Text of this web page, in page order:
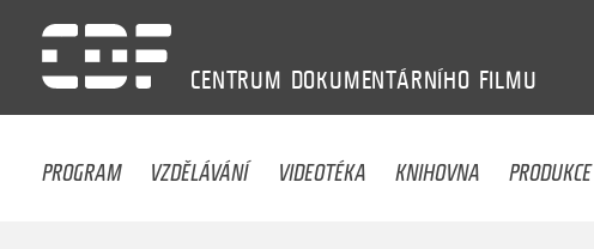
CENTRUM DOKUMENTÁRNÍHO FILMU
PROGRAM VZDĚLÁVÁNÍ VIDEOTÉKA KNIHOVNA PRODUKCE